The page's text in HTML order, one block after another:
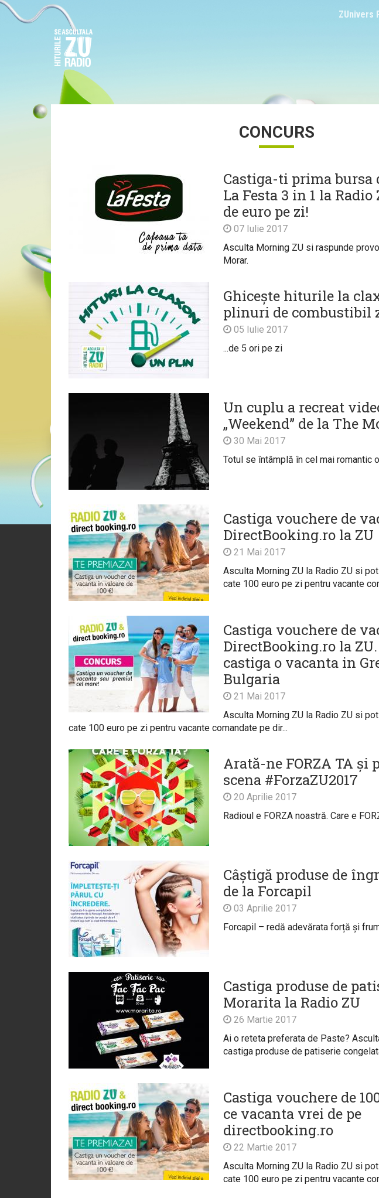
ZUnivers
CONCURS
Castiga-ti prima bursa
La Festa 3 in 1 la Radio
de euro pe zi!
07 Iulie 2017
Asculta Morning ZU si raspunde
Morar.
Ghicește hiturile la
plinuri de combustibil
05 Iulie 2017
...de 5 ori pe zi
Un cuplu a recreat
„Weekend” de la The
30 Mai 2017
Totul se întâmplă în cel mai romantic
Castiga vouchere de
DirectBooking.ro la ZU
21 Mai 2017
Asculta Morning ZU la Radio ZU si
cate 100 euro pe zi pentru vacante
Castiga vouchere de
DirectBooking.ro la
castiga o vacanta in
Bulgaria
21 Mai 2017
Asculta Morning ZU la Radio ZU si
cate 100 euro pe zi pentru vacante comandate pe dir...
Arată-ne FORZA TA și
scena #ForzaZU2017
20 Aprilie 2017
Radioul e FORZA noastră. Care e
Câștigă produse de
de la Forcapil
03 Aprilie 2017
Forcapil – redă adevărata forță și
Castiga produse de
Morarita la Radio ZU
26 Martie 2017
Ai o reteta preferata de Paste?
castiga produse de patiserie
Castiga vouchere de
ce vacanta vrei de pe
directbooking.ro
22 Martie 2017
Asculta Morning ZU la Radio ZU si
cate 100 euro pe zi pentru vacante